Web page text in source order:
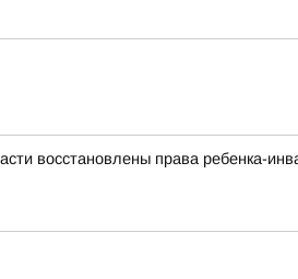
восстановлены права ребенка-